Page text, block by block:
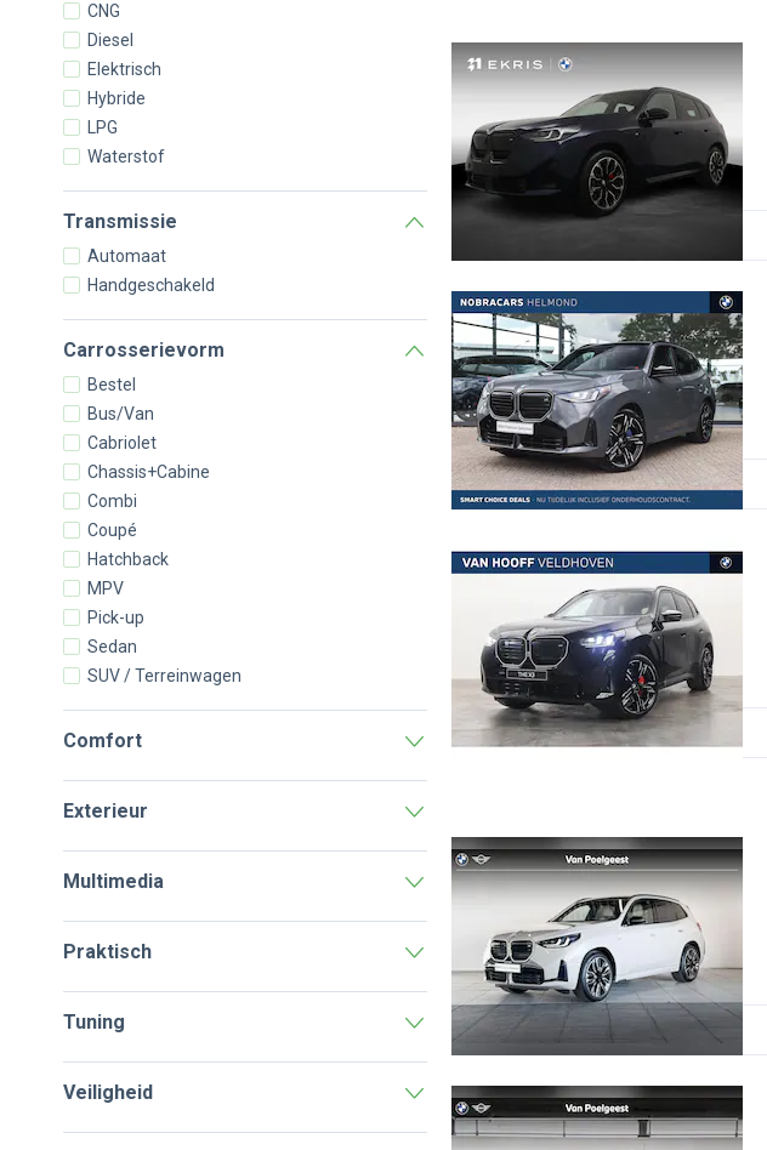
CNG
Diesel
Elektrisch
Hybride
LPG
Waterstof
Transmissie
Automaat
Handgeschakeld
Carrosserievorm
Bestel
Bus/Van
Cabriolet
Chassis+Cabine
Combi
Coupé
Hatchback
MPV
Pick-up
Sedan
SUV / Terreinwagen
Comfort
Exterieur
Multimedia
Praktisch
Tuning
Veiligheid